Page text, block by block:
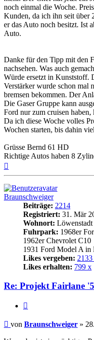
noch einmal die Woche.
Kunden, da ich ihn seit über
er das Auto noch besitzt. Ist
Auto.
Danke für den Tipp mit den
nachsehen. Was auch
Würde ersetzt in Kunststoff.
Verstärker wurde schon mal
bremsen bekommen. Der
Die Gaser Gruppe kann
Ford nur zum cruisen haben,
Da ich diese Woche volles
Wochen starten, bis dahin
Grüsse Bernd 61 HD
Richtige Autos haben 8
Braunschweiger
Beiträge: 2214
Registriert: 31. Mär
Wohnort: Löwenstadt
Fuhrpark: 1968er
1962er Chevrolet C10
1931 Ford Model A in
Likes vergeben:
Likes erhalten: 799 x
Re: Projekt Fairlane
Beitrag
von Braunschweiger »